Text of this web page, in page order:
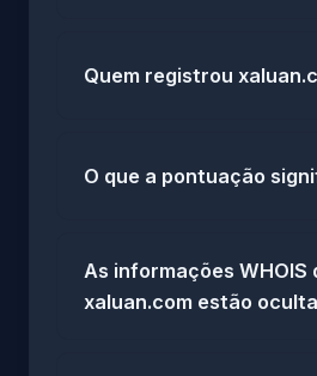
Quem registrou
O que a pontuação
As informações WHOIS
xaluan.com estão